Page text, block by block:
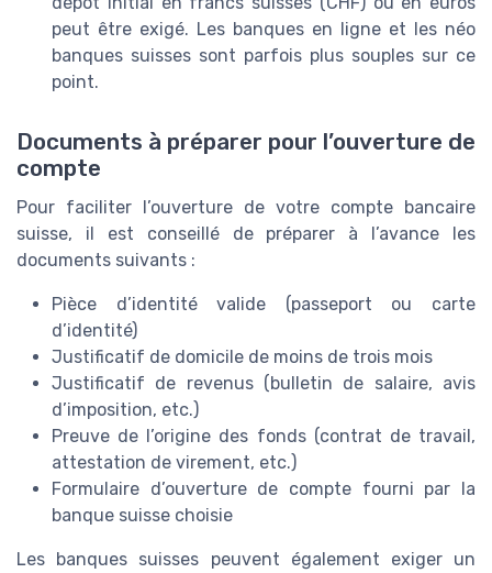
peut être exigé. Les banques en ligne et les néo
banques suisses sont parfois plus souples sur ce
point.
Documents à préparer pour l’ouverture de
compte
Pour faciliter l’ouverture de votre compte bancaire
suisse, il est conseillé de préparer à l’avance les
documents suivants :
Pièce d’identité valide (passeport ou carte
d’identité)
Justificatif de domicile de moins de trois mois
Justificatif de revenus (bulletin de salaire, avis
d’imposition, etc.)
Preuve de l’origine des fonds (contrat de travail,
attestation de virement, etc.)
Formulaire d’ouverture de compte fourni par la
banque suisse choisie
Les banques suisses peuvent également exiger un